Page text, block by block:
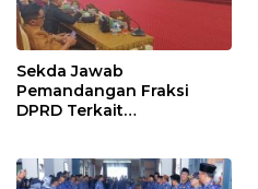
Sekda Jawab
Pemandangan Fraksi
DPRD Terkait
2024